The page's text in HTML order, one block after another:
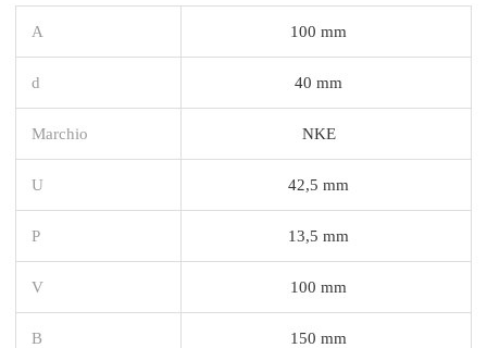
A 100 mm
d 40 mm
Marchio NKE
U 42,5 mm
P 13,5 mm
V 100 mm
B 150 mm